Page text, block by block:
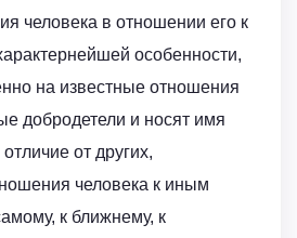
человека в отношении его к
особенности,
на известные отношения
добродетели и носят имя
от других,
человека к иным
к ближнему, к